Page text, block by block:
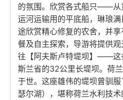
的氛围。欣赏各式船只——从
运河运输用的平底船，琳琅
途欣赏精心修复的农舍，并
餐及自主探索，导游将提供
往【阿夫斯卢特堤坝】——这
斯兰省的32公里长堤坝。荷
于世。这座雄伟的堤坝曾驯
瑟尔湖），堪称荷兰水利技术